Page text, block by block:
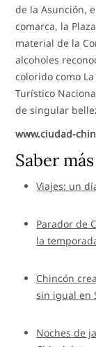
de la Asunción,
comarca, la
material de la
alcoholes
colorido como
Turístico
de singular
www.ciudad-
Saber
Viajes: un
Parador de
la
Chincón
sin igual en
Noches de